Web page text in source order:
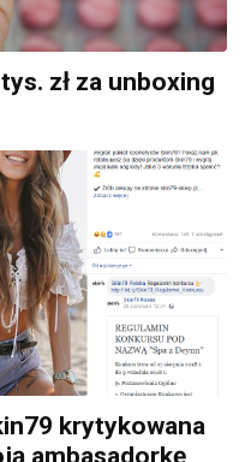
zł za unboxing
krytykowana
ambasadorkę